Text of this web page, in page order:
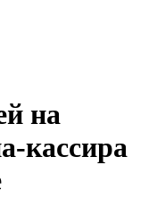
на
кассира